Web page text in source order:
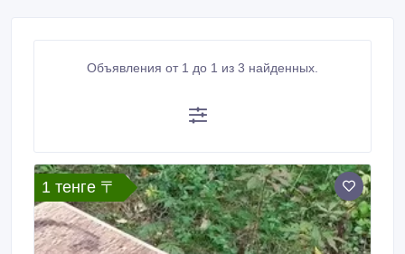
Объявления от 1 до 1 из 3 найденных.
1 тенге 〒